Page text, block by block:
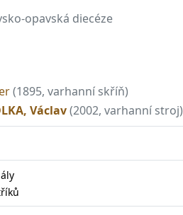
opavská diecéze
(1895, varhanní skříň)
Václav(2002, varhanní stroj)